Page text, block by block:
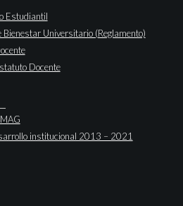
Estudiantil
Bienestar Universitario (Reglamento)
Docente
institucional 2013 – 2021